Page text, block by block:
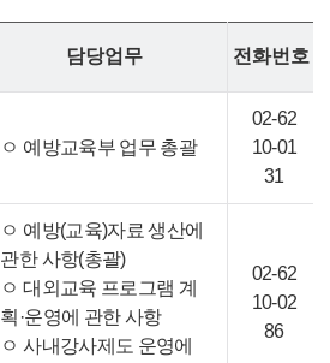
담당업무 전화번호
ㅇ 예방교육부 업무 총괄
02-62
10-01
31
ㅇ 예방(교육)자료 생산에
관한 사항(총괄)
ㅇ 대외교육 프로그램 계
획·운영에 관한 사항
ㅇ 사내강사제도 운영에
02-62
10-02
86